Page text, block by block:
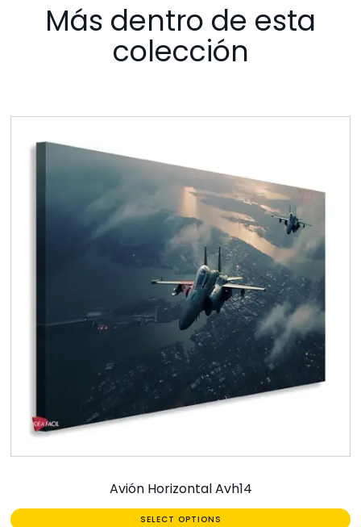
Más dentro de esta
colección
Avión Horizontal Avh14
SELECT OPTIONS